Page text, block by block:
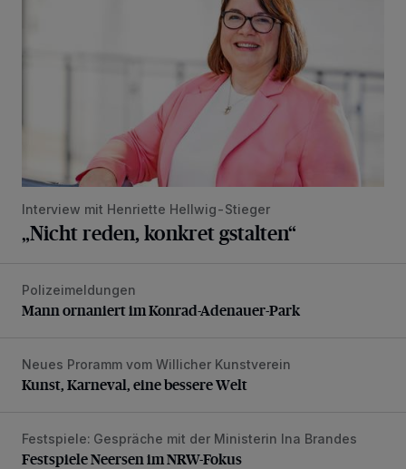
Interview mit Henriette Hellwig-Stieger
„Nicht reden, konkret gstalten“
Mann ornaniert im Konrad-Adenauer-Park
Polizeimeldungen
Mann ornaniert im Konrad-Adenauer-Park
Kunst, Karneval, eine bessere Welt
Neues Proramm vom Willicher Kunstverein
Kunst, Karneval, eine bessere Welt
Festspiele Neersen im NRW-Fokus
Festspiele: Gespräche mit der Ministerin Ina Brandes
Festspiele Neersen im NRW-Fokus